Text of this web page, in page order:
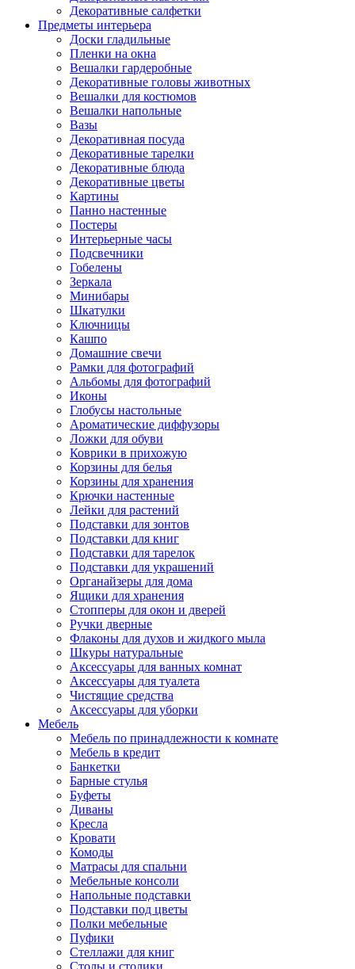
Декоративные салфетки
Предметы интерьера
Доски гладильные
Пленки на окна
Вешалки гардеробные
Декоративные головы животных
Вешалки для костюмов
Вешалки напольные
Вазы
Декоративная посуда
Декоративные тарелки
Декоративные блюда
Декоративные цветы
Картины
Панно настенные
Постеры
Интерьерные часы
Подсвечники
Гобелены
Зеркала
Минибары
Шкатулки
Ключницы
Кашпо
Домашние свечи
Рамки для фотографий
Альбомы для фотографий
Иконы
Глобусы настольные
Ароматические диффузоры
Ложки для обуви
Коврики в прихожую
Корзины для белья
Корзины для хранения
Крючки настенные
Лейки для растений
Подставки для зонтов
Подставки для книг
Подставки для тарелок
Подставки для украшений
Органайзеры для дома
Ящики для хранения
Стопперы для окон и дверей
Ручки дверные
Флаконы для духов и жидкого мыла
Шкуры натуральные
Аксессуары для ванных комнат
Аксессуары для туалета
Чистящие средства
Аксессуары для уборки
Мебель
Мебель по принадлежности к комнате
Мебель в кредит
Банкетки
Барные стулья
Буфеты
Диваны
Кресла
Кровати
Комоды
Матрасы для спальни
Мебельные консоли
Напольные подставки
Подставки под цветы
Полки мебельные
Пуфики
Стеллажи для книг
Столы и столики